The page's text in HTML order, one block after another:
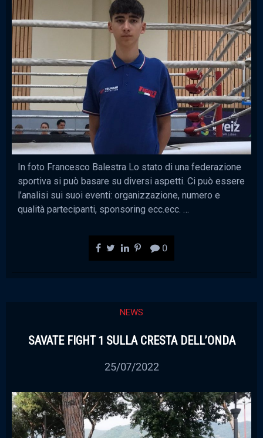
In foto Francesco Balestra Lo stato di una federazione
sportiva si può basare su diversi aspetti. Ci può essere
l’analisi sui suoi eventi: organizzazione, numero e
qualità partecipanti, sponsoring ecc.ecc. …
0
NEWS
SAVATE FIGHT 1 SULLA CRESTA DELL’ONDA
25/07/2022